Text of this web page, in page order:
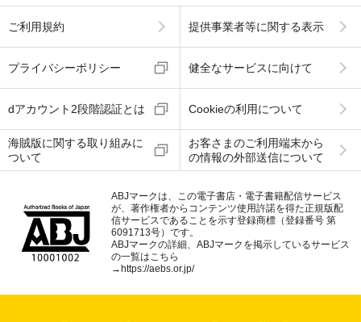
ご利用規約 提供事業者等に関する表示
プライバシーポリシー 健全なサービスに向けて
dアカウント2段階認証とは Cookieの利用について
海賊版に関する取り組みに
ついて
お客さまのご利用端末から
の情報の外部送信について
ABJマークは、この電子書店・電子書籍配信サービス
が、著作権者からコンテンツ使用許諾を得た正規版配
信サービスであることを示す登録商標（登録番号 第
6091713号）です。
ABJマークの詳細、ABJマークを掲示しているサービス
の一覧はこちら
→ https://aebs.or.jp/